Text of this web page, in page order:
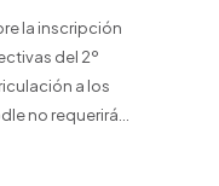
la inscripción
del 2º
a los
no requerirá...